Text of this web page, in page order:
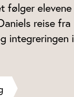
følger elevene
reise fra
integreringen i